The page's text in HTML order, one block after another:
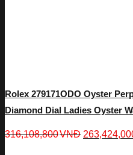
Rolex 279171ODO Oyster
Diamond Dial Ladies Oyster
316,108,800VNĐ